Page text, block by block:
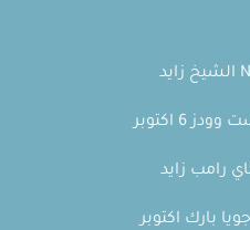
اكتوبر
رامب زايد
بارك اكتوبر